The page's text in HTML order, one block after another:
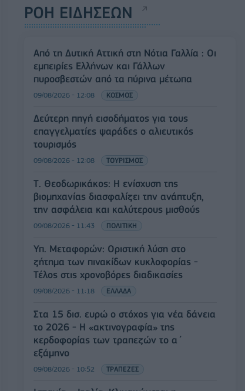
ΡΟΗ ΕΙΔΗΣΕΩΝ
Από τη Δυτική Αττική στη Νότια Γαλλία : Οι
εμπειρίες Ελλήνων και Γάλλων
πυροσβεστών από τα πύρινα μέτωπα
09/08/2026 - 12:08 ΚΟΣΜΟΣ
Δεύτερη πηγή εισοδήματος για τους
επαγγελματίες ψαράδες ο αλιευτικός
τουρισμός
09/08/2026 - 12:08 ΤΟΥΡΙΣΜΟΣ
Τ. Θεοδωρικάκος: Η ενίσχυση της
βιομηχανίας διασφαλίζει την ανάπτυξη,
την ασφάλεια και καλύτερους μισθούς
09/08/2026 - 11:43 ΠΟΛΙΤΙΚΗ
Υπ. Μεταφορών: Οριστική λύση στο
ζήτημα των πινακίδων κυκλοφορίας -
Τέλος στις χρονοβόρες διαδικασίες
09/08/2026 - 11:18 ΕΛΛΑΔΑ
Στα 15 δισ. ευρώ ο στόχος για νέα δάνεια
το 2026 - Η «ακτινογραφία» της
κερδοφορίας των τραπεζών το α΄
εξάμηνο
09/08/2026 - 10:52 ΤΡΑΠΕΖΕΣ